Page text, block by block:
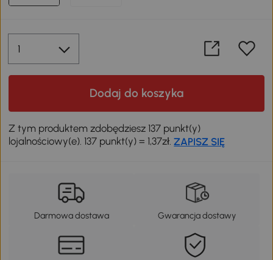
Dodaj do koszyka
Z tym produktem zdobędziesz 137 punkt(y)
lojalnościowy(e). 137 punkt(y) = 1,37zł.ZAPISZ SIĘ
Darmowa dostawa Gwarancja dostawy